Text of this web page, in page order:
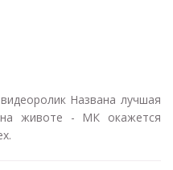
Названа лучшая
животе - МК окажется